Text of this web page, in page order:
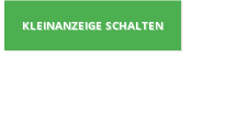
KLEINANZEIGE SCHALTEN